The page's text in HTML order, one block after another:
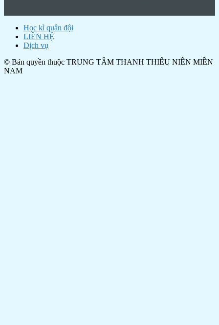
Học kì quân đội
LIÊN HỆ
Dịch vụ
© Bản quyền thuộc TRUNG TÂM THANH THIẾU NIÊN MIỀN
NAM